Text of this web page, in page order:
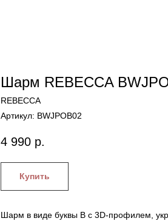
Шарм REBECCA
REBECCA
Артикул: BWJPOB02
4 990 р.
Купить
Шарм в виде буквы B с 3D-профилем,